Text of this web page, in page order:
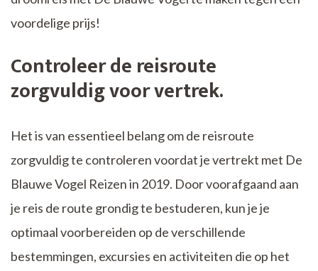
voordelige prijs!
Controleer de reisroute
zorgvuldig voor vertrek.
Het is van essentieel belang om de reisroute
zorgvuldig te controleren voordat je vertrekt met De
Blauwe Vogel Reizen in 2019. Door voorafgaand aan
je reis de route grondig te bestuderen, kun je je
optimaal voorbereiden op de verschillende
bestemmingen, excursies en activiteiten die op het